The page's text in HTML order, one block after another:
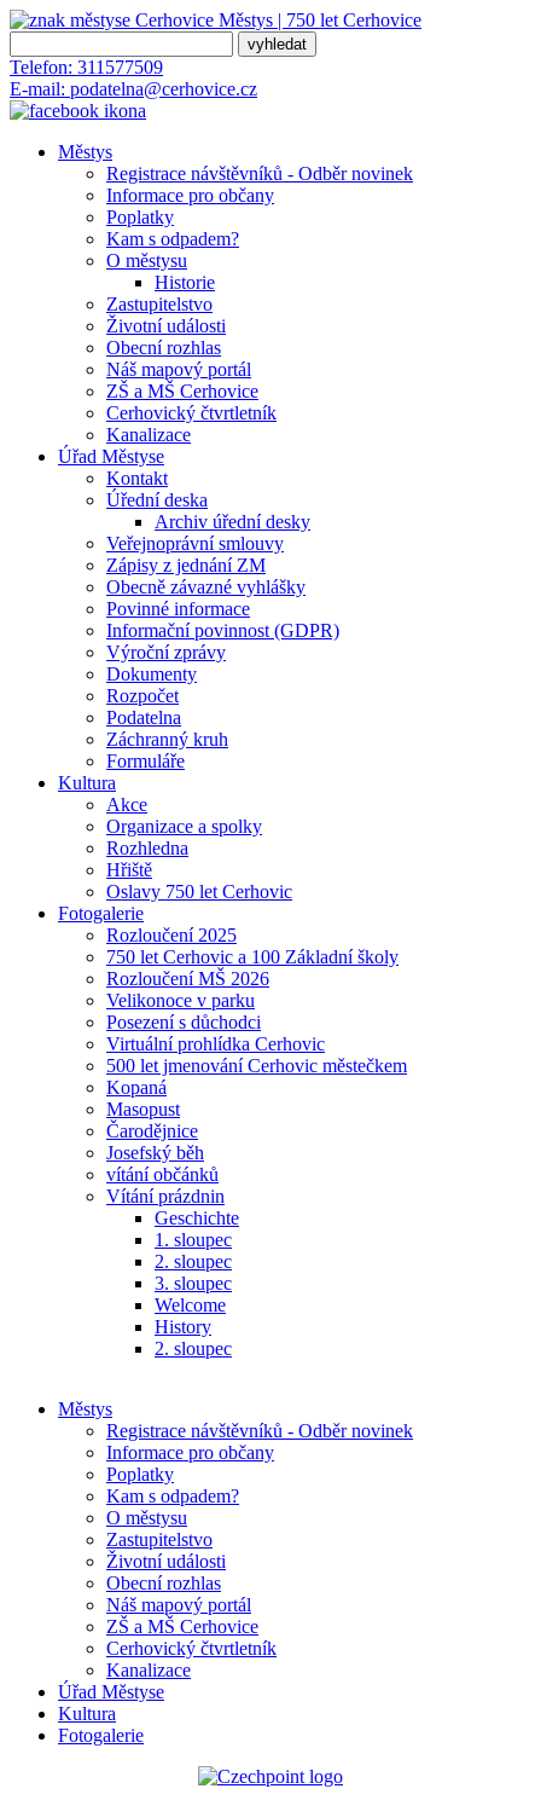
Městys | 750 let Cerhovice
Telefon: 311577509
E-mail: podatelna@cerhovice.cz
Městys
Registrace návštěvníků - Odběr novinek
Informace pro občany
Poplatky
Kam s odpadem?
O městysu
Historie
Zastupitelstvo
Životní události
Obecní rozhlas
Náš mapový portál
ZŠ a MŠ Cerhovice
Cerhovický čtvrtletník
Kanalizace
Úřad Městyse
Kontakt
Úřední deska
Archiv úřední desky
Veřejnoprávní smlouvy
Zápisy z jednání ZM
Obecně závazné vyhlášky
Povinné informace
Informační povinnost (GDPR)
Výroční zprávy
Dokumenty
Rozpočet
Podatelna
Záchranný kruh
Formuláře
Kultura
Akce
Organizace a spolky
Rozhledna
Hřiště
Oslavy 750 let Cerhovic
Fotogalerie
Rozloučení 2025
750 let Cerhovic a 100 Základní školy
Rozloučení MŠ 2026
Velikonoce v parku
Posezení s důchodci
Virtuální prohlídka Cerhovic
500 let jmenování Cerhovic městečkem
Kopaná
Masopust
Čarodějnice
Josefský běh
vítání občánků
Vítání prázdnin
Geschichte
1. sloupec
2. sloupec
3. sloupec
Welcome
History
2. sloupec
Městys
Registrace návštěvníků - Odběr novinek
Informace pro občany
Poplatky
Kam s odpadem?
O městysu
Zastupitelstvo
Životní události
Obecní rozhlas
Náš mapový portál
ZŠ a MŠ Cerhovice
Cerhovický čtvrtletník
Kanalizace
Úřad Městyse
Kultura
Fotogalerie